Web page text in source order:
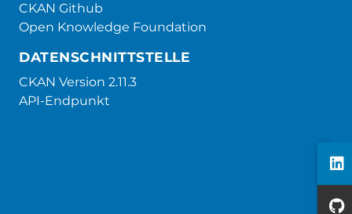
CKAN Github
Open Knowledge Foundation
DATENSCHNITTSTELLE
CKAN Version 2.11.3
API-Endpunkt